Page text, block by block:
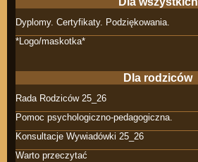
Dyplomy. Certyfikaty. Podziękowania.
*Logo/maskotka*
Dla rodziców
Rada Rodziców 25_26
Pomoc psychologiczno-pedagogiczna.
Konsultacje Wywiadówki 25_26
Warto przeczytać